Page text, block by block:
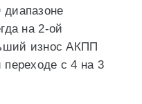
на 2-ой
износ АКПП
с 4 на 3